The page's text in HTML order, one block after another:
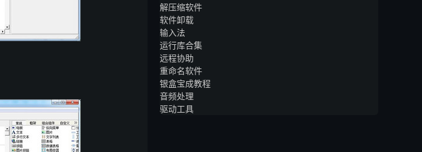
解压缩软件
软件卸载
输入法
运行库合集
远程协助
重命名软件
银盒宝成教程
音频处理
驱动工具